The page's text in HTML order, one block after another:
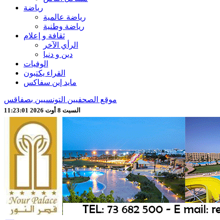
رياضة
رياضة عالمية
رياضة وطنية
ثقافة و إعلام
الرأي الآخر
دين و دنيا
الوفيات
القراء يكتبون
مايد إين سفاكس
موقع الصحفيين التونسيين بصفاقس
السبت 8 أوت 2026 11:23:03